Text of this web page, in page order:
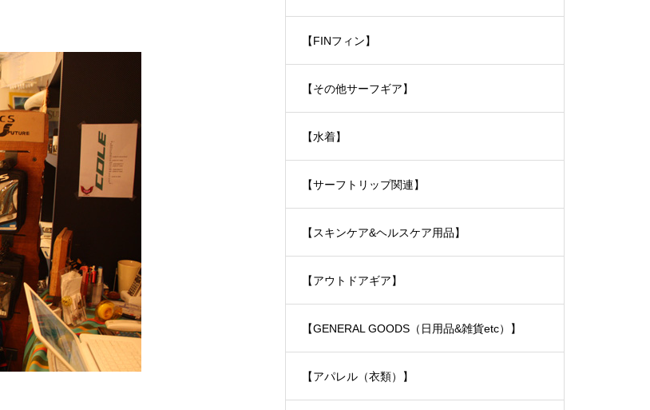
【FINフィン】
【その他サーフギア】
【水着】
【サーフトリップ関連】
【スキンケア&ヘルスケア用品】
【アウトドアギア】
【GENERAL GOODS（日用品&雑貨etc）】
【アパレル（衣類）】